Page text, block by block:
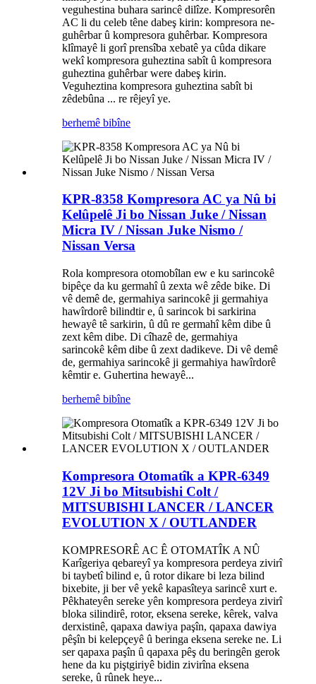
veguhestina buhara sarincê dilîze. Kompresorên
AC li du celeb têne dabeş kirin: kompresora ne-
guhêrbar û kompresora guhêrbar. Kompresora
klîmayê li gorî prensîba xebatê ya cûda dikare
wekî kompresora guheztina sabît û kompresora
guheztina guhêrbar were dabeş kirin.
Veguheztina kompresora guheztina sabît bi
zêdebûna ... re rêjeyî ye.
berhemê bibîne
KPR-8358 Kompresora AC ya Nû bi
Kelûpelê Ji bo Nissan Juke / Nissan
Micra IV / Nissan Juke Nismo /
Nissan Versa
Rola kompresora otomobîlan ew e ku sarincokê
bipêçe da ku germahî û zexta wê zêde bike. Di
vê demê de, germahiya sarincokê ji germahiya
hawîrdorê bilindtir e, û sarincok bi sarkirina
hewayê tê sarkirin, û dû re germahî kêm dibe û
zext kêm dibe. Di cîhazê de, germahiya
sarincokê kêm dibe û zext dadikeve. Di vê demê
de, germahiya sarincokê ji germahiya hawîrdorê
kêmtir e. Guhertina hewayê...
berhemê bibîne
Kompresora Otomatîk a KPR-6349
12V Ji bo Mitsubishi Colt /
MITSUBISHI LANCER / LANCER
EVOLUTION X / OUTLANDER
KOMPRESORÊ AC Ê OTOMATÎK A NÛ
Karîgeriya qebareyî ya kompresora perdeya zivirî
bi taybetî bilind e, û rotor dikare bi leza bilind
bixebite, ji ber vê yekê kapasîteya sarincê xurt e.
Pêkhateyên sereke yên kompresora perdeya zivirî
bloka silindirê, rotor, eksena sereke, kêrek, valva
derxistinê, qapaxa dawiya paşîn, qapaxa dawiya
pêşîn bi kelepçeyê û beringa eksena sereke ne. Li
ser qapaxa paşîn û qapaxa pêş du beringên gerok
hene da ku piştgiriyê bidin zivirîna eksena
sereke, û rûnek heye...